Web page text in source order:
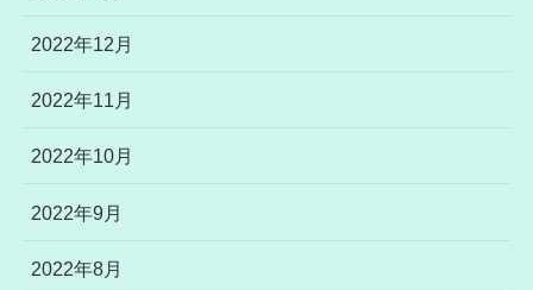
2022年12月
2022年11月
2022年10月
2022年9月
2022年8月